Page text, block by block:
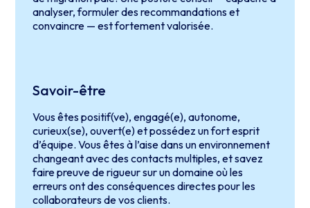
analyser, formuler des recommandations et
convaincre — est fortement valorisée.
Savoir-être
Vous êtes positif(ve), engagé(e), autonome,
curieux(se), ouvert(e) et possédez un fort esprit
d’équipe. Vous êtes à l’aise dans un environnement
changeant avec des contacts multiples, et savez
faire preuve de rigueur sur un domaine où les
erreurs ont des conséquences directes pour les
collaborateurs de vos clients.